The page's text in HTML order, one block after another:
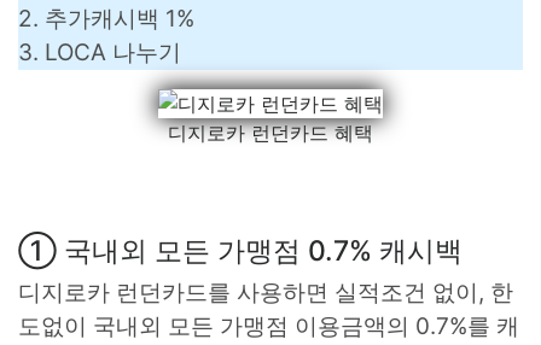
2. 추가캐시백 1%
3. LOCA 나누기
디지로카 런던카드 혜택
① 국내외 모든 가맹점 0.7% 캐시백
디지로카 런던카드를 사용하면 실적조건 없이, 한
도없이 국내외 모든 가맹점 이용금액의 0.7%를 캐